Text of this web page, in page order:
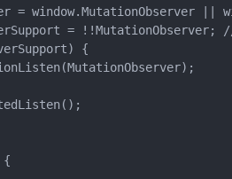
= window.MutationObserver ||
= !!MutationObserver;
{
{